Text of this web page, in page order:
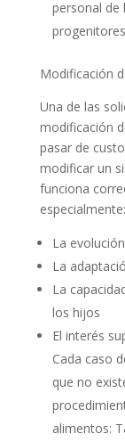
personal de
Modificación
Una de las
modificación
pasar de
modificar un
funciona
especialmente:
La
La
La
los hijos
El interés
Cada caso
que no
alimentos: